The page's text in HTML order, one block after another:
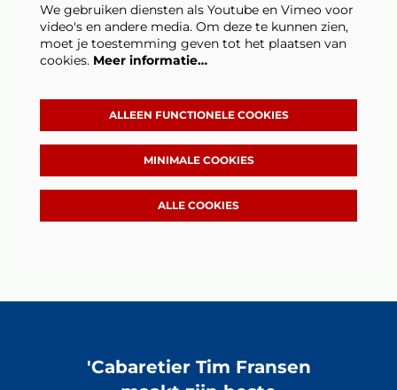
We gebruiken diensten als Youtube en Vimeo voor
video's en andere media. Om deze te kunnen zien,
moet je toestemming geven tot het plaatsen van
cookies. Meer informatie…
ALLEEN FUNCTIONELE COOKIES
MINIMALE COOKIES
ALLE COOKIES
'Cabaretier Tim Fransen